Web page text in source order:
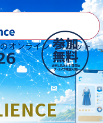
オンライン・サミット